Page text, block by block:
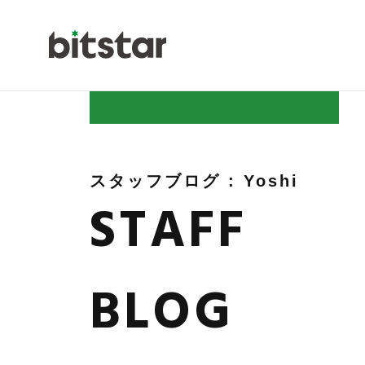
NEWS
COMPANY
スタッフブログ : Yoshi
STAFF
BLOG